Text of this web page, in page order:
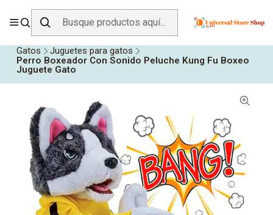
ENVÍO GRATIS SOBRE$19.990EN ZONA CENTRO
Gatos
Juguetes para gatos
Perro Boxeador Con Sonido Peluche Kung Fu Boxeo
Juguete Gato